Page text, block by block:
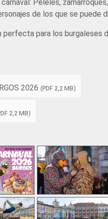
Peleles,
de los que se puede
perfecta para los
2026 (PDF 2,2 MB)
2,2 MB)